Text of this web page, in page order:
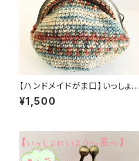
【ハンドメイドがま口】いっしょに
いよう ～ 麗 ～【オパール毛糸】
¥1,500